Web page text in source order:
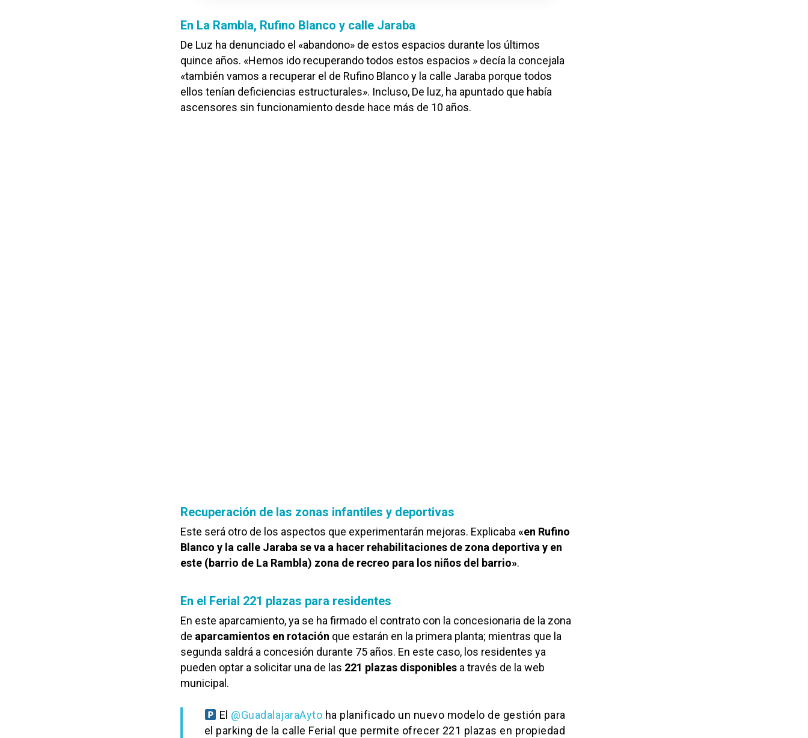
En La Rambla, Rufino Blanco y calle Jaraba
De Luz ha denunciado el «abandono» de estos espacios durante los últimos
quince años. «Hemos ido recuperando todos estos espacios » decía la concejala
«también vamos a recuperar el de Rufino Blanco y la calle Jaraba porque todos
ellos tenían deficiencias estructurales». Incluso, De luz, ha apuntado que había
ascensores sin funcionamiento desde hace más de 10 años.
Recuperación de las zonas infantiles y deportivas
Este será otro de los aspectos que experimentarán mejoras. Explicaba «en Rufino
Blanco y la calle Jaraba se va a hacer rehabilitaciones de zona deportiva y en
este (barrio de La Rambla) zona de recreo para los niños del barrio».
En el Ferial 221 plazas para residentes
En este aparcamiento, ya se ha firmado el contrato con la concesionaria de la zona
de aparcamientos en rotación que estarán en la primera planta; mientras que la
segunda saldrá a concesión durante 75 años. En este caso, los residentes ya
pueden optar a solicitar una de las 221 plazas disponibles a través de la web
municipal.
El @GuadalajaraAyto ha planificado un nuevo modelo de gestión para
el parking de la calle Ferial que permite ofrecer 221 plazas en propiedad